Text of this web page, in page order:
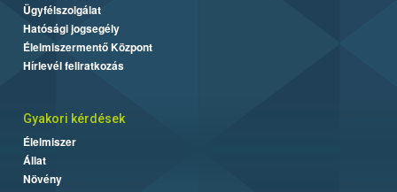
Ügyfélszolgálat
Hatósági jogsegély
Élelmiszermentő Központ
Hírlevél feliratkozás
Gyakori kérdések
Élelmiszer
Állat
Növény